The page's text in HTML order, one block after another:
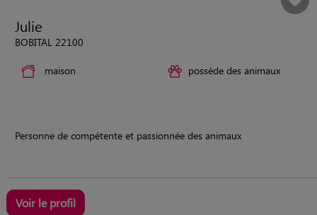
Julie
BOBITAL 22100
maison possède des animaux
Personne de compétente et passionnée des animaux
Voir le profil